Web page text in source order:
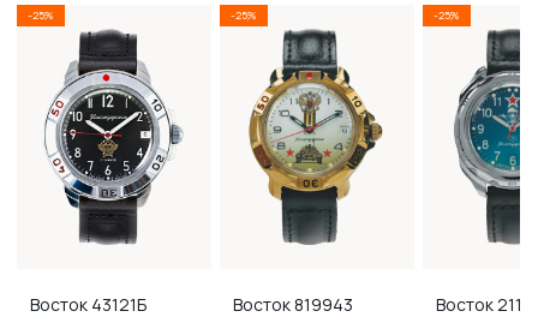
-25%
Восток 43121Б
-25%
Восток819943
-25%
Восток